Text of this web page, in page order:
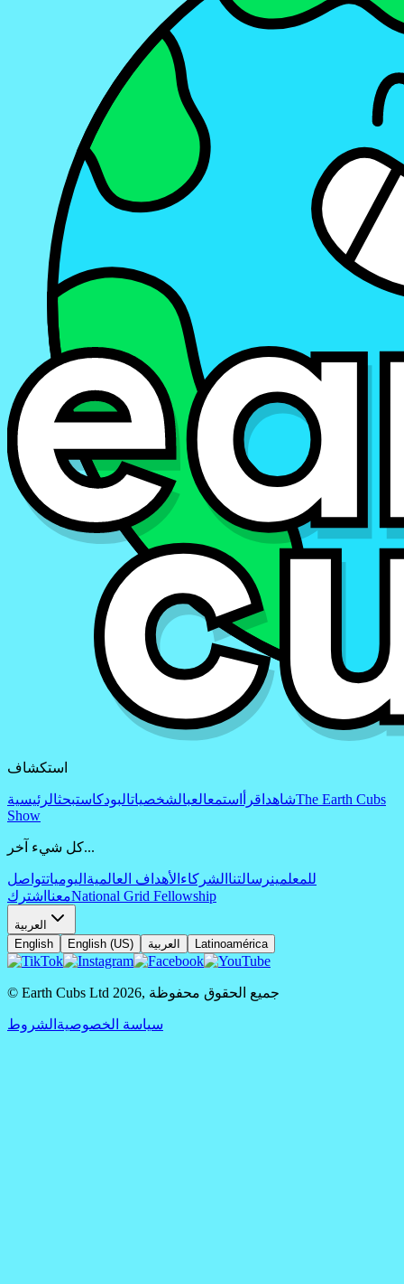
استكشاف
شاهد اقرأ استمعالعبالشخصياتالبودكاستبحثالرئيسية
The Earth Cubs
Show
كل شيء آخر...
للمعلمينرسالتنا الشركاء الأهداف العالمية اليومياتتواصل
معنا اشترك National Grid Fellowship
العربية
English
English (US) العربية Latinoamérica
© Earth Cubs Ltd 2026, جميع الحقوق محفوظة
سياسة الخصوصية الشروط